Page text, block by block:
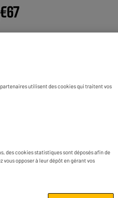
la
67
42
utilisent des cookies qui traitent vos
des cookies statistiques sont déposés afin de
vous opposer à leur dépôt en gérant vos